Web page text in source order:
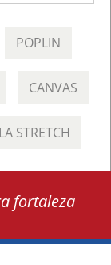
POPLIN
CANVAS
STRETCH
fortaleza